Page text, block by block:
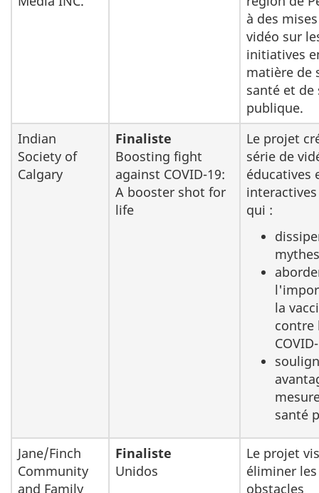
à des
vidéo sur
initiatives
matière de
santé et de
publique.
Indian
Society of
Calgary
Finaliste
Boosting fight
against COVID-19:
A booster shot for
life
Le projet
série de
éducatives
qui :
mythes
la
contre
santé
Jane/Finch
Community
and Family
Finaliste
Unidos
Le projet
éliminer les
obstacles